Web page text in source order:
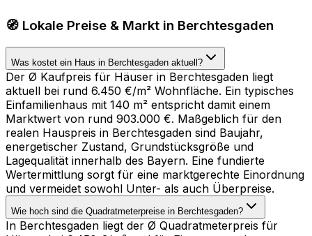
🧭 Lokale Preise & Markt in Berchtesgaden
Was kostet ein Haus in Berchtesgaden aktuell?
Der Ø Kaufpreis für Häuser in Berchtesgaden liegt
aktuell bei rund 6.450 €/m² Wohnfläche. Ein typisches
Einfamilienhaus mit 140 m² entspricht damit einem
Marktwert von rund 903.000 €. Maßgeblich für den
realen Hauspreis in Berchtesgaden sind Baujahr,
energetischer Zustand, Grundstücksgröße und
Lagequalität innerhalb des Bayern. Eine fundierte
Wertermittlung sorgt für eine marktgerechte Einordnung
und vermeidet sowohl Unter- als auch Überpreise.
Wie hoch sind die Quadratmeterpreise in Berchtesgaden?
In Berchtesgaden liegt der Ø Quadratmeterpreis für